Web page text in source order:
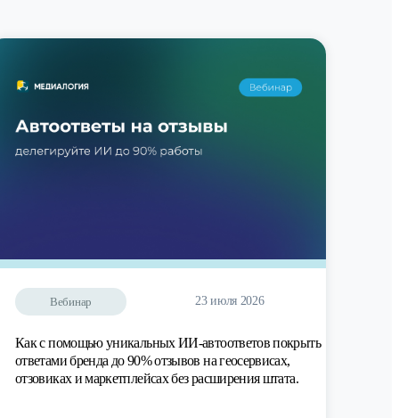
Вебинар 23 июля 2026
Как с помощью уникальных ИИ-автоответов покрыть
ответами бренда до 90% отзывов на геосервисах,
отзовиках и маркетплейсах без расширения штата.